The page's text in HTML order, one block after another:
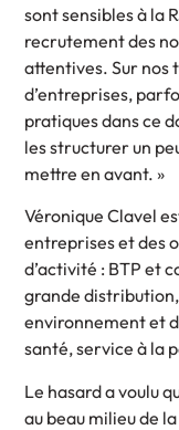
sont sensibles à la
recrutement des
attentives. Sur nos
d’entreprises,
pratiques dans ce
les structurer un
mettre en avant. »
Véronique Clavel
entreprises et des
d’activité : BTP et
grande
environnement et
santé, service à la
Le hasard a voulu
au beau milieu de